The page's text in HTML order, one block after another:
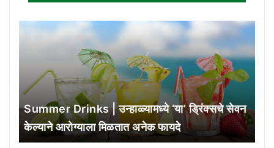
Summer Drinks | उन्हाळ्यामध्ये ‘या’ ड्रिंक्सचे सेवन
केल्याने आरोग्याला मिळतात अनेक फायदे